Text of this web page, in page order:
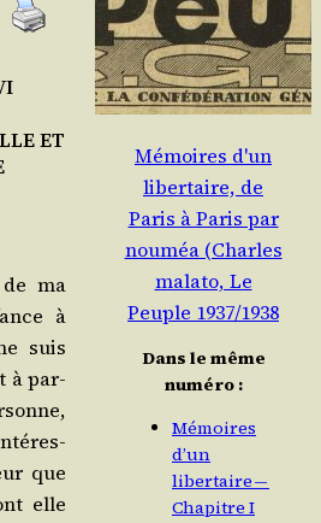
ET
ma
à
suis
à par­
que
elle
Mémoires d'un
libertaire, de
Paris à Paris par
nouméa (Charles
malato, Le
Peuple 1937/1938
Dans le même
numéro :
Mémoires
d’un
libertaire —
Chapitre I